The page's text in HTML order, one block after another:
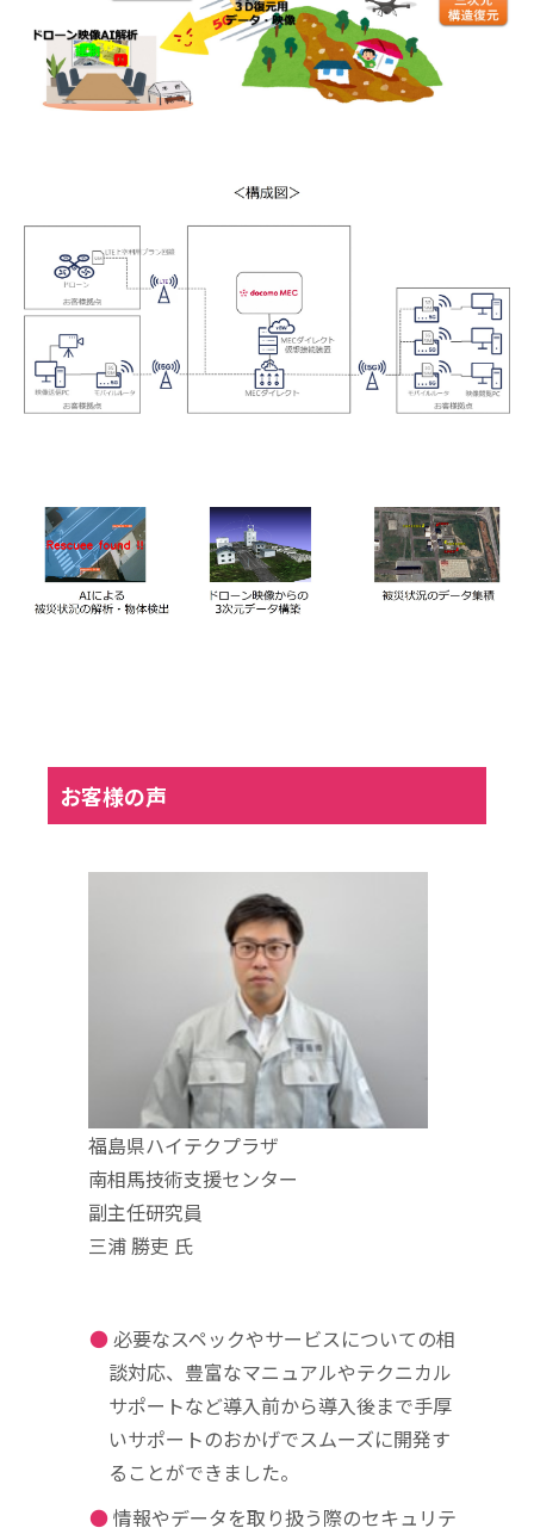
お客様の声
福島県ハイテクプラザ
南相馬技術支援センター
副主任研究員
三浦 勝吏 氏
必要なスペックやサービスについての相
談対応、豊富なマニュアルやテクニカル
サポートなど導入前から導入後まで手厚
いサポートのおかげでスムーズに開発す
ることができました。
情報やデータを取り扱う際のセキュリテ